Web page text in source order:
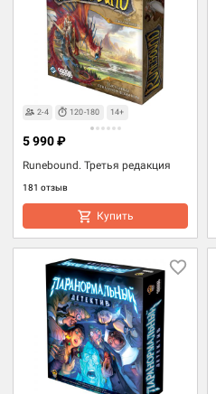
2-4 120-180 14+
Runebound. Третья редакция
181 отзыв
5 990 ₽
Купить